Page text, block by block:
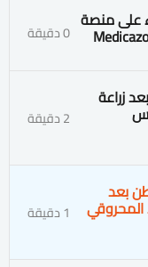
على منصة 0 دقيقة
زراعة
2 دقيقة
بعد
المحروقي 1 دقيقة